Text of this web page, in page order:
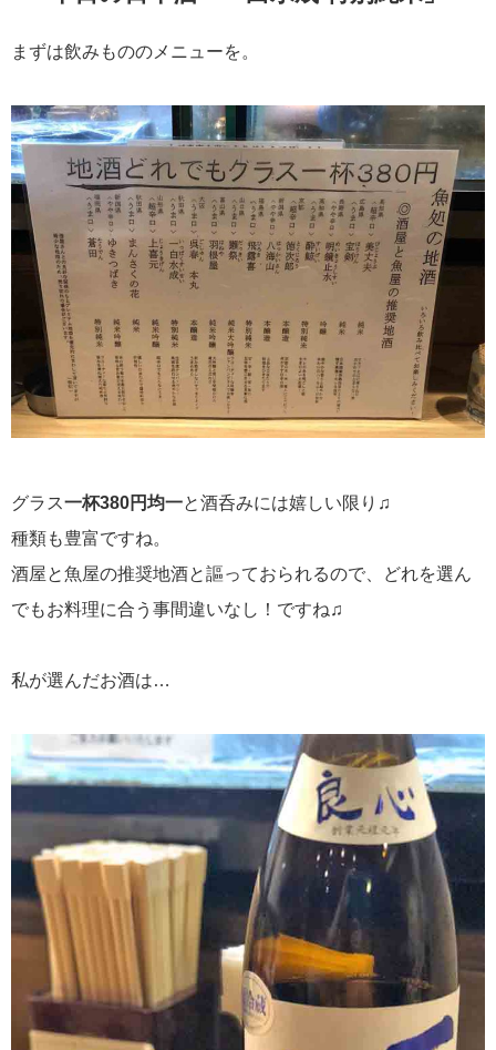
まずは飲みもののメニューを。
グラス一杯380円均一と酒呑みには嬉しい限り♫
種類も豊富ですね。
酒屋と魚屋の推奨地酒と謳っておられるので、どれを選ん
でもお料理に合う事間違いなし！ですね♫
私が選んだお酒は…